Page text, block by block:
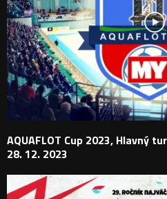
AQUAFLOT Cup 2023, Hlavný
28. 12. 2023